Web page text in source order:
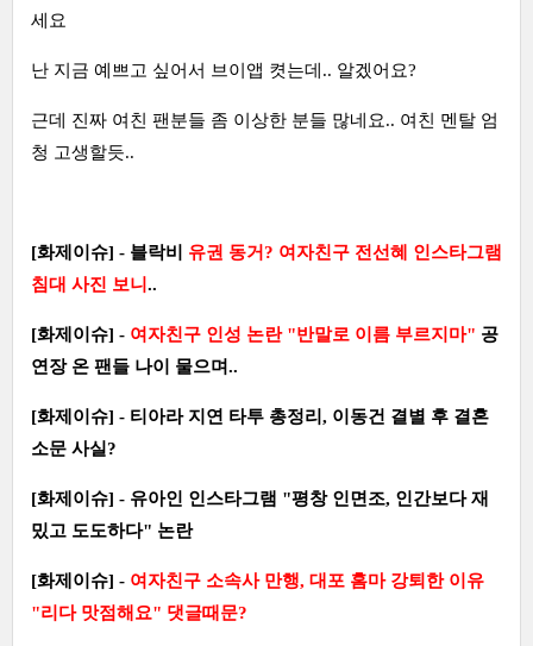
세요
난 지금 예쁘고 싶어서 브이앱 켯는데.. 알겠어요?
근데 진짜 여친 팬분들 좀 이상한 분들 많네요.. 여친 멘탈 엄
청 고생할듯..
[화제이슈] - 블락비 유권 동거? 여자친구 전선혜 인스타그램
침대 사진 보니 ..
[화제이슈] - 여자친구 인성 논란 "반말로 이름 부르지마" 공
연장 온 팬들 나이 물으며..
[화제이슈] - 티아라 지연 타투 총정리, 이동건 결별 후 결혼
소문 사실?
[화제이슈] - 유아인 인스타그램 "평창 인면조, 인간보다 재
밌고 도도하다" 논란
[화제이슈] - 여자친구 소속사 만행, 대포 홈마 강퇴한 이유
"리다 맛점해요" 댓글때문?